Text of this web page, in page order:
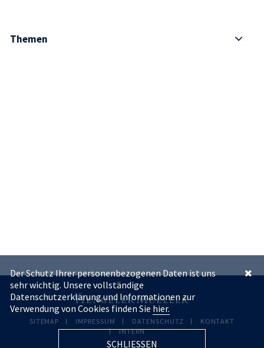
Themen
SITEMAP IMPRESSUM DATENSCHUTZ
KONTAKT
INTERN
Der Schutz Ihrer personenbezogenen Daten ist uns
sehr wichtig. Unsere vollständige
Datenschutzerklärung und Informationen zur
Verwendung von Cookies finden Sie hier.
SCHLIESSEN